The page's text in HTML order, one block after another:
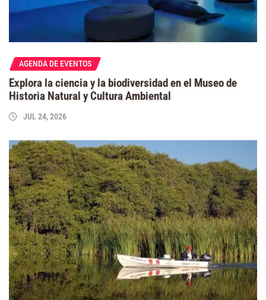
AGENDA DE EVENTOS
Explora la ciencia y la biodiversidad en el Museo de
Historia Natural y Cultura Ambiental
JUL 24, 2026